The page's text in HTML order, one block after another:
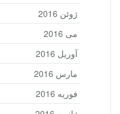
ژوئن 2016
می 2016
آوریل 2016
مارس 2016
فوریه 2016